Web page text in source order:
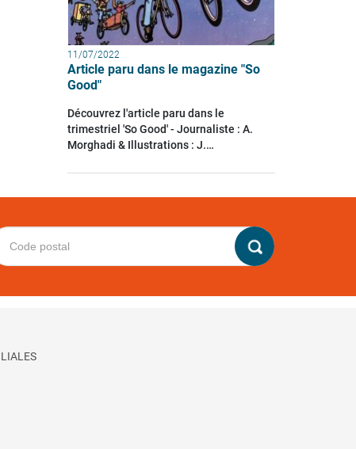
11/07/2022
Article paru dans le magazine "So
Good"
Découvrez l'article paru dans le
trimestriel 'So Good' - Journaliste : A.
Morghadi & Illustrations : J.…